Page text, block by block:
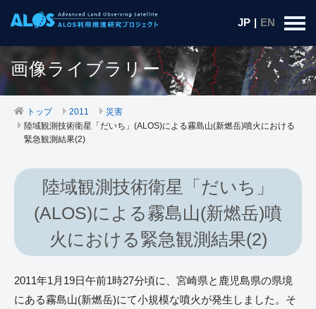
JP | EN
画像ライブラリー
トップ 2011
災害
陸域観測技術衛星「だいち」(ALOS)による霧島山(新燃岳)噴火における
緊急観測結果(2)
陸域観測技術衛星「だいち」
(ALOS)による霧島山(新燃岳)噴
火における緊急観測結果(2)
2011年1月19日午前1時27分頃に、宮崎県と鹿児島県の県境
にある霧島山(新燃岳)にて小規模な噴火が発生しました。そ